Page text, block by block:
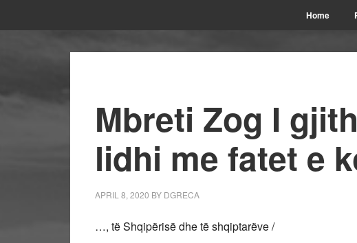
Home
Mbreti Zog I
lidhi me fatet e
APRIL 8, 2020 BY DGRECA
…, të Shqipërisë dhe të shqiptarëve /